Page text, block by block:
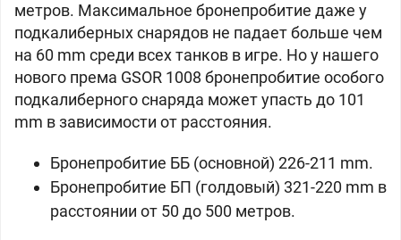
метров. Максимальное бронепробитие даже у
подкалиберных снарядов не падает больше чем
на 60 mm среди всех танков в игре. Но у нашего
нового према GSOR 1008 бронепробитие особого
подкалиберного снаряда может упасть до 101
mm в зависимости от расстояния.
Бронепробитие ББ (основной) 226-211 mm.
Бронепробитие БП (голдовый) 321-220 mm в
расстоянии от 50 до 500 метров.